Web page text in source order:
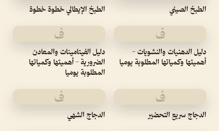
الطبخ الصيني الطبخ الإيطالي خطوة خطوة
ف
دليل الدهنيات والنشويات -
أهميتها وكمياتها المطلوبة يوميا
ف
دليل الفيتامينات والمعادن
الضرورية - أهميتها وكمياتها
المطلوبة يوميا
ف
الدجاج سريع التحضير
ف
الدجاج الشهي